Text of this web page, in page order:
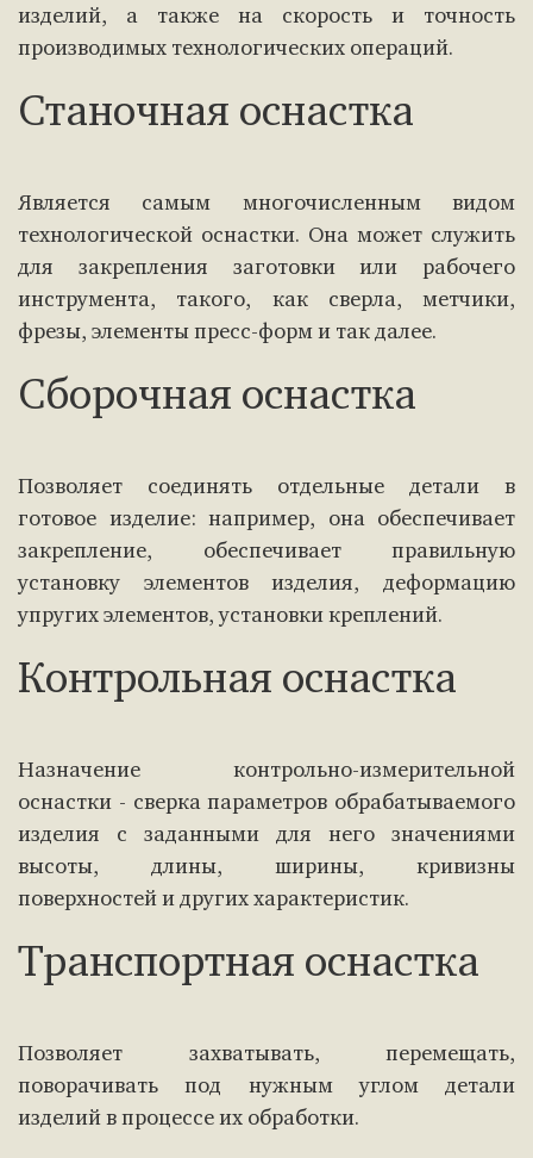
изделий, а также на скорость и точность
производимых технологических операций.
Станочная оснастка
Является самым многочисленным видом
технологической оснастки. Она может служить
для закрепления заготовки или рабочего
инструмента, такого, как сверла, метчики,
фрезы, элементы пресс-форм и так далее.
Сборочная оснастка
Позволяет соединять отдельные детали в
готовое изделие: например, она обеспечивает
закрепление, обеспечивает правильную
установку элементов изделия, деформацию
упругих элементов, установки креплений.
Контрольная оснастка
Назначение контрольно-измерительной
оснастки - сверка параметров обрабатываемого
изделия с заданными для него значениями
высоты, длины, ширины, кривизны
поверхностей и других характеристик.
Транспортная оснастка
Позволяет захватывать, перемещать,
поворачивать под нужным углом детали
изделий в процессе их обработки.